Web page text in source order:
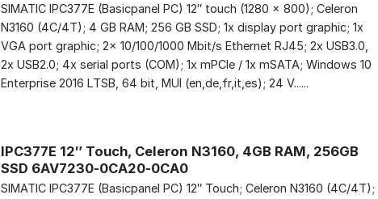
SIMATIC IPC377E (Basicpanel PC) 12″ touch (1280 x 800); Celeron
N3160 (4C/4T); 4 GB RAM; 256 GB SSD; 1x display port graphic; 1x
VGA port graphic; 2x 10/100/1000 Mbit/s Ethernet RJ45; 2x USB3.0,
2x USB2.0; 4x serial ports (COM); 1x mPCIe / 1x mSATA; Windows 10
Enterprise 2016 LTSB, 64 bit, MUI (en,de,fr,it,es); 24 V......
IPC377E 12″ Touch, Celeron N3160, 4GB RAM, 256GB
SSD 6AV7230-0CA20-0CA0
SIMATIC IPC377E (Basicpanel PC) 12″ Touch; Celeron N3160 (4C/4T);